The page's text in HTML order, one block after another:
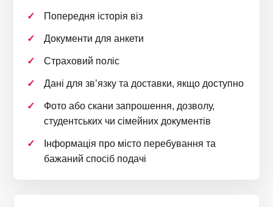
Попередня історія віз
Документи для анкети
Страховий поліс
Дані для зв’язку та доставки, якщо доступно
Фото або скани запрошення, дозволу,
студентських чи сімейних документів
Інформація про місто перебування та
бажаний спосіб подачі